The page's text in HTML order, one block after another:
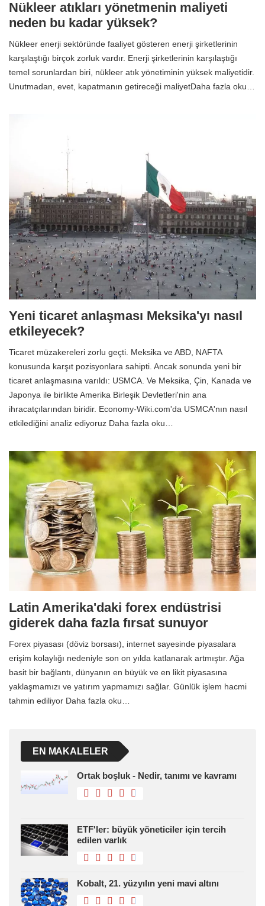
Nükleer atıkları yönetmenin maliyeti
neden bu kadar yüksek?
Nükleer enerji sektöründe faaliyet gösteren enerji şirketlerinin
karşılaştığı birçok zorluk vardır. Enerji şirketlerinin karşılaştığı
temel sorunlardan biri, nükleer atık yönetiminin yüksek maliyetidir.
Unutmadan, evet, kapatmanın getireceği maliyetDaha fazla oku…
Yeni ticaret anlaşması Meksika'yı nasıl
etkileyecek?
Ticaret müzakereleri zorlu geçti. Meksika ve ABD, NAFTA
konusunda karşıt pozisyonlara sahipti. Ancak sonunda yeni bir
ticaret anlaşmasına varıldı: USMCA. Ve Meksika, Çin, Kanada ve
Japonya ile birlikte Amerika Birleşik Devletleri'nin ana
ihracatçılarından biridir. Economy-Wiki.com'da USMCA'nın nasıl
etkilediğini analiz ediyoruz Daha fazla oku…
Latin Amerika'daki forex endüstrisi
giderek daha fazla fırsat sunuyor
Forex piyasası (döviz borsası), internet sayesinde piyasalara
erişim kolaylığı nedeniyle son on yılda katlanarak artmıştır. Ağa
basit bir bağlantı, dünyanın en büyük ve en likit piyasasına
yaklaşmamızı ve yatırım yapmamızı sağlar. Günlük işlem hacmi
tahmin ediliyor Daha fazla oku…
EN MAKALELER
Ortak boşluk - Nedir, tanımı ve kavramı
ETF'ler: büyük yöneticiler için tercih
edilen varlık
Kobalt, 21. yüzyılın yeni mavi altını